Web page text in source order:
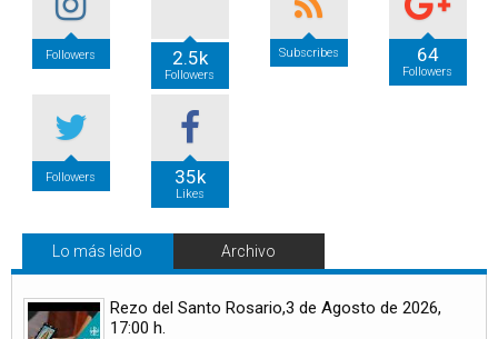
Followers 2.5k
Followers
Subscribes 64
Followers
Followers 35k
Likes
Lo más leido Archivo
Rezo del Santo Rosario,3 de Agosto de 2026,
17:00 h.